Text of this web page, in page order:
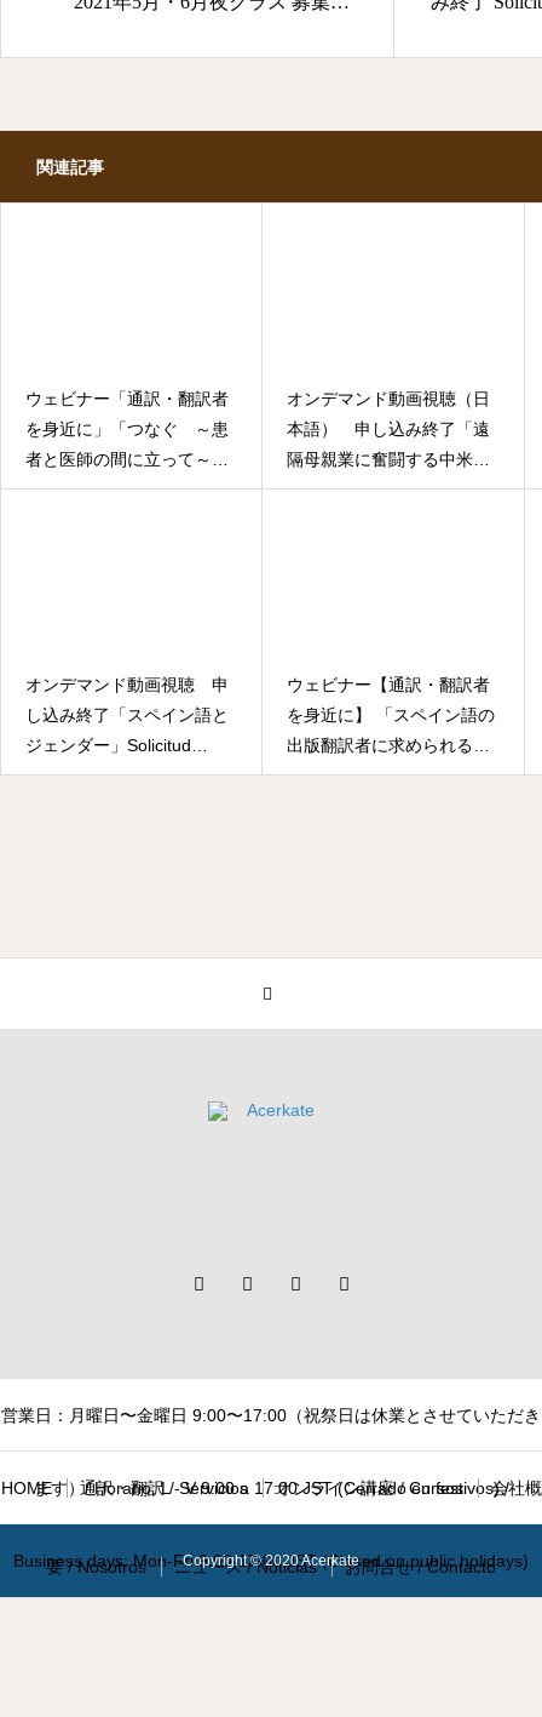
関連記事
ウェビナー「通訳・翻訳者
を身近に」「つなぐ ～患
者と医師の間に立って～」
“Ser el puente entre
オンデマンド動画視聴（日
本語） 申し込み終了「遠
隔母親業に奮闘する中米移
住女性たち」Solicitud
オンデマンド動画視聴 申
し込み終了「スペイン語と
ジェンダー」Solicitud
Video bajo demanda
ウェビナー【通訳・翻訳者
を身近に】 「スペイン語の
出版翻訳者に求められるも
のとは」
営業日：月曜日〜金曜日 9:00〜17:00（祝祭日は休業とさせていただき
ます）/ Horario: L - V 9:00 a 17:00 JST (Cerrado en festivos) /
Business days: Mon-Fri 9:00-17:00 JST (Closed on public holidays)
HOME 通訳・翻訳 / Servicios オンライン講座 / Cursos 会社概
要 / Nosotros ニュース / Noticias お問合せ / Contacto
Copyright © 2020 Acerkate